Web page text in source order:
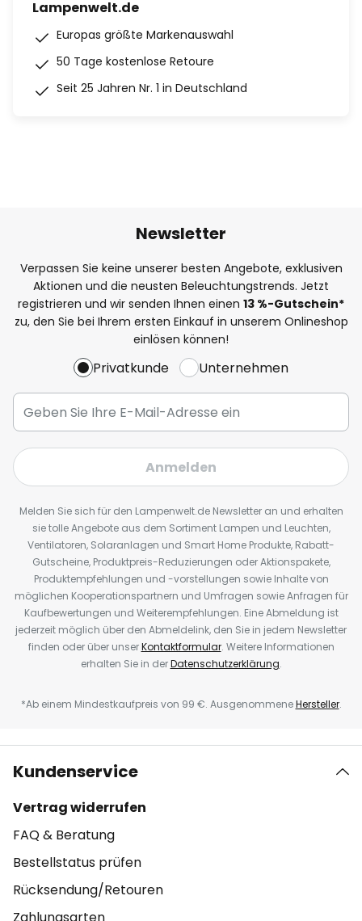
Lampenwelt.de
Europas größte Markenauswahl
50 Tage kostenlose Retoure
Seit 25 Jahren Nr. 1 in Deutschland
Newsletter
Verpassen Sie keine unserer besten Angebote, exklusiven
Aktionen und die neusten Beleuchtungstrends. Jetzt
registrieren und wir senden Ihnen einen 13 %-Gutschein*
zu, den Sie bei Ihrem ersten Einkauf in unserem Onlineshop
einlösen können!
Privatkunde Unternehmen
Anmelden
Melden Sie sich für den Lampenwelt.de Newsletter an und erhalten
sie tolle Angebote aus dem Sortiment Lampen und Leuchten,
Ventilatoren, Solaranlagen und Smart Home Produkte, Rabatt-
Gutscheine, Produktpreis-Reduzierungen oder Aktionspakete,
Produktempfehlungen und -vorstellungen sowie Inhalte von
möglichen Kooperationspartnern und Umfragen sowie Anfragen für
Kaufbewertungen und Weiterempfehlungen. Eine Abmeldung ist
jederzeit möglich über den Abmeldelink, den Sie in jedem Newsletter
finden oder über unserKontaktformular. Weitere Informationen
erhalten Sie in derDatenschutzerklärung.
*Ab einem Mindestkaufpreis von 99 €. AusgenommeneHersteller.
Kundenservice
Vertrag widerrufen
FAQ & Beratung
Bestellstatus prüfen
Rücksendung/Retouren